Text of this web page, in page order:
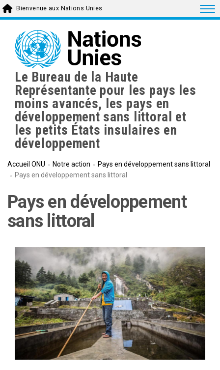
Skip
to
content
Bienvenue aux Nations Unies
Le Bureau de la Haute
Représentante pour les pays les
moins avancés, les pays en
développement sans littoral et
les petits États insulaires en
développement
Accueil ONU Notre action
Pays en développement sans littoral
Pays en développement sans littoral
Pays en développement
sans littoral